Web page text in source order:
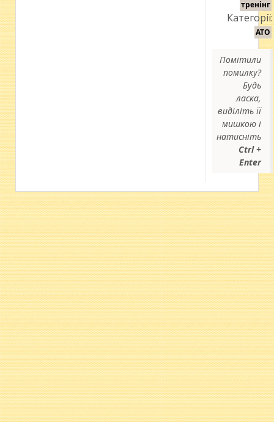
тренінг
Категорії:
АТО
Помітили
помилку?
Будь
ласка,
виділіть її
мишкою і
натисніть
Ctrl +
Enter